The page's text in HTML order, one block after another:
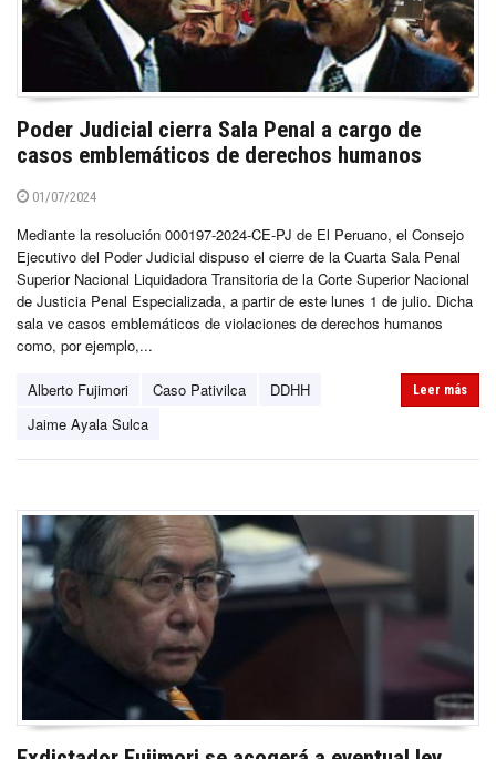
Poder Judicial cierra Sala Penal a cargo de
casos emblemáticos de derechos humanos
01/07/2024
Mediante la resolución 000197-2024-CE-PJ de El Peruano, el Consejo
Ejecutivo del Poder Judicial dispuso el cierre de la Cuarta Sala Penal
Superior Nacional Liquidadora Transitoria de la Corte Superior Nacional
de Justicia Penal Especializada, a partir de este lunes 1 de julio. Dicha
sala ve casos emblemáticos de violaciones de derechos humanos
como, por ejemplo,...
Alberto Fujimori Caso Pativilca
DDHH
Jaime Ayala Sulca
Leer más